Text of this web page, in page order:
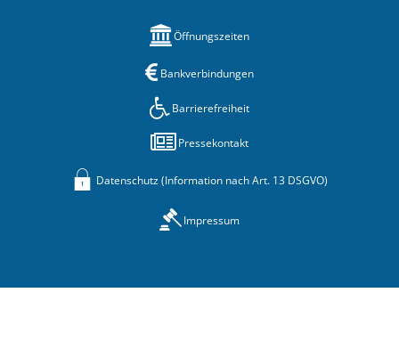
Öffnungszeiten
Bankverbindungen
Barrierefreiheit
Pressekontakt
Datenschutz (Information nach Art. 13 DSGVO)
Impressum